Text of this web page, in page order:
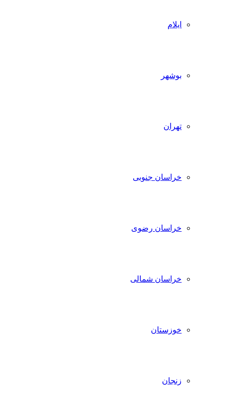
ایلام
بوشهر
تهران
خراسان جنوبی
خراسان رضوی
خراسان شمالی
خوزستان
زنجان